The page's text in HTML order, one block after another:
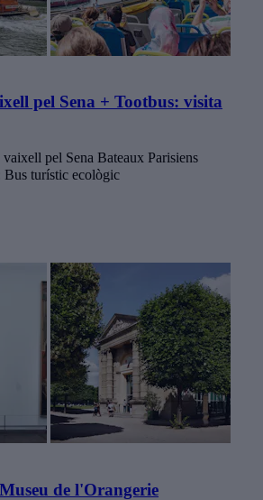
pel Sena + Tootbus: visita
pel Sena Bateaux Parisiens
Bus turístic ecològic
de l'Orangerie